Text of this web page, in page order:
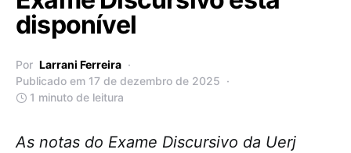
disponível
Por Larrani Ferreira
Publicado em 17 de dezembro de 2025
1 minuto de leitura
As notas do Exame Discursivo da Uerj